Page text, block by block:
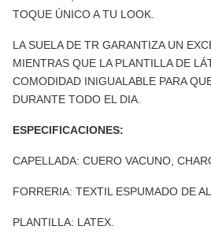
TOQUE ÚNICO A TU LOOK.
LA SUELA DE TR GARANTIZA UN
MIENTRAS QUE LA PLANTILLA DE
COMODIDAD INIGUALABLE PARA
DURANTE TODO EL DIA.
ESPECIFICACIONES:
CAPELLADA: CUERO VACUNO,
FORRERIA: TEXTIL ESPUMADO DE
PLANTILLA: LATEX.